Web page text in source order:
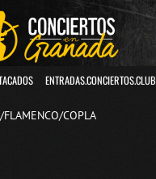
ENTRADAS.CONCIERTOS.CLUB
/FLAMENCO/COPLA